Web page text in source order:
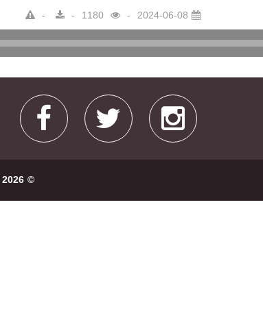
2024-06-08
Audio
Player
© 2026 ﺟﻤﻴﻊ اﻟﺤﻘﻮﻕ ﻣﺤﻔﻮﻇﺔ